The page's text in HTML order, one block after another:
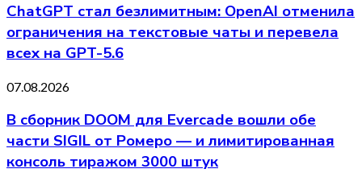
ChatGPT стал безлимитным: OpenAI отменила
ограничения на текстовые чаты и перевела
всех на GPT-5.6
07.08.2026
В сборник DOOM для Evercade вошли обе
части SIGIL от Ромеро — и лимитированная
консоль тиражом 3000 штук